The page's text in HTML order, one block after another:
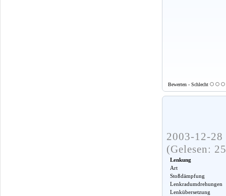
Bewerten - Schlecht
2003-12-
(Gelesen:
Lenkung
Art
Stoßdämpfung
Lenkradumdrehungen
Lenkübersetzung